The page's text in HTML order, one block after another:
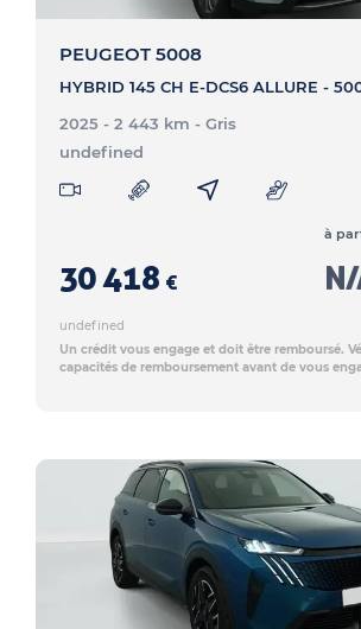
PEUGEOT 5008
2025 - 2 443 km - Gris
undefined
30 418 €
à
undefined
Un crédit vous engage et doit être remboursé.
capacités de remboursement avant de vous